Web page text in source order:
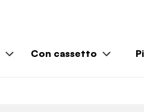
Con cassetto